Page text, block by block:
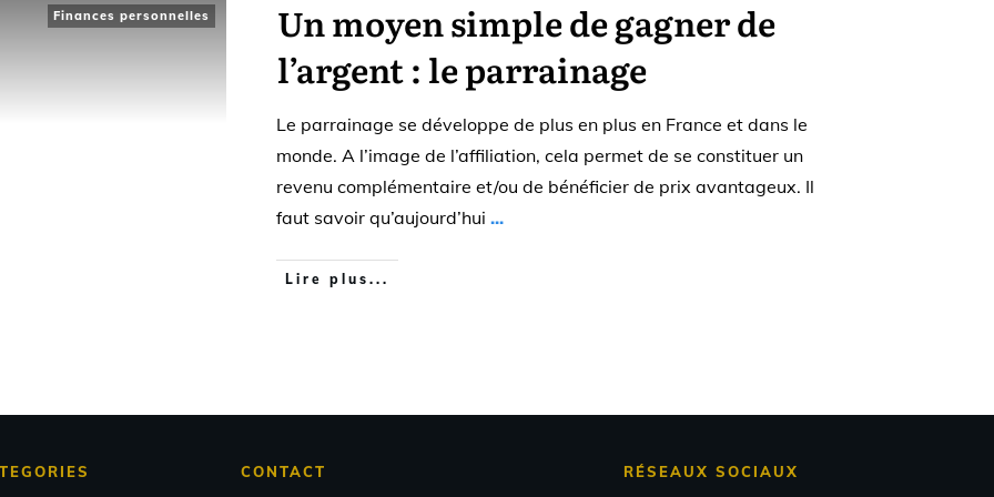
Finances personnelles
Un moyen simple de gagner de
l’argent : le parrainage
Le parrainage se développe de plus en plus en France et dans le
monde. A l’image de l’affiliation, cela permet de se constituer un
revenu complémentaire et/ou de bénéficier de prix avantageux. Il
faut savoir qu’aujourd’hui ...
Lire plus...
CONTACT RÉSEAUX SOCIAUX